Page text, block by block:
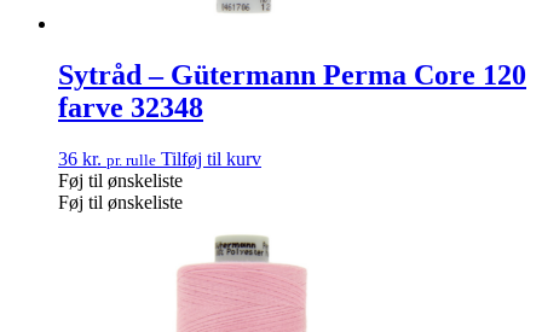
Sytråd – Gütermann Perma Core 120
farve 32348
36 kr. pr. rulle Tilføj til kurv
Føj til ønskeliste
Føj til ønskeliste